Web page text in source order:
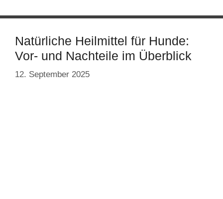
Natürliche Heilmittel für Hunde:
Vor- und Nachteile im Überblick
12. September 2025